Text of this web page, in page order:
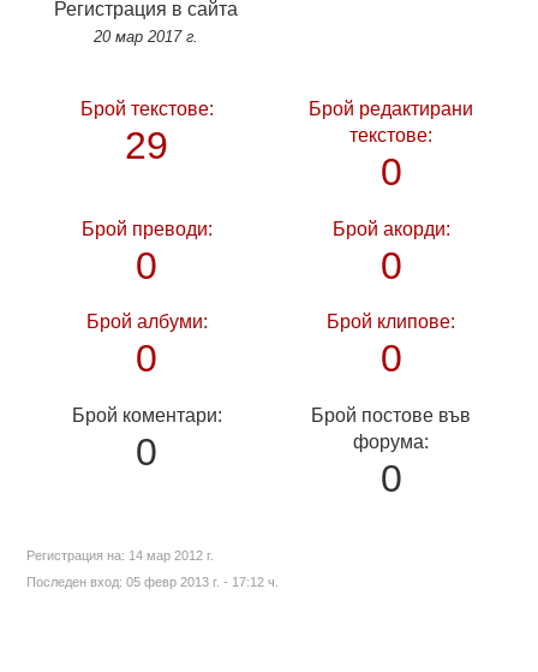
Регистрация в сайта
20 мар 2017 г.
Брой текстове:
29
Брой редактирани
текстове:
0
Брой преводи:
0
Брой акорди:
0
Брой албуми:
0
Брой клипове:
0
Брой коментари:
0
Брой постове във
форума:
0
Регистрация на: 14 мар 2012 г.
Последен вход: 05 февр 2013 г. - 17:12 ч.